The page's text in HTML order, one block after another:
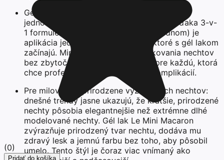
Gél lak pre začiatočníčky, ktoré hľadajú
jednoduchý spôsob lakovania nechtov: vďaka 3-v-
1 formule (báza, farba a top coat v jednom) je
aplikácia jednoduchá aj pre ženy, ktoré s gél lakom
začínajú. Minimalistický systém lakovania nechtov
bez zbytočných krokov je ideálny pre každú, ktorá
chce profesionálny výsledok bez komplikácií.
Pre milovníčky prirodzene vyzerajúcich nechtov:
dnešné trendy jasne ukazujú, že kratšie, prirodzené
nechty pôsobia elegantnejšie než extrémne dlhé
modelované nechty. Gél lak Le Mini Macaron
zvýrazňuje prirodzený tvar nechtu, dodáva mu
zdravý lesk a jemnú farbu bez toho, aby pôsobil
umelo. Tento štýl je čoraz viac vnímaný ako
(0)
Pridať do košíka